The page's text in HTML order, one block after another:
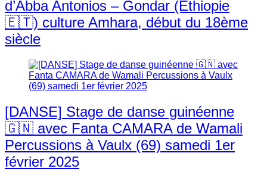
d’Abba Antonios – Gondar (Ethiopie
🇪🇹) culture Amhara, début du 18ème
siècle
[DANSE] Stage de danse guinéenne
🇬🇳 avec Fanta CAMARA de Wamali
Percussions à Vaulx (69) samedi 1er
février 2025